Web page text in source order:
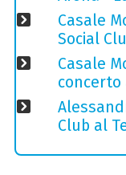
Casale
Social
Casale
concerto
Club al